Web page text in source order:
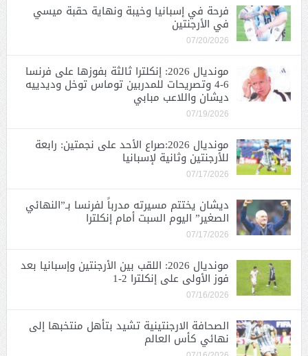
فرحة في إسبانيا وخيبة ونهاية حقبة ميسي
في الأرجنتين
07/20/2026
مونديال 2026: إنكلترا ثالثة بفوزها على فرنسا
6-4 وتصريحات للمدربين توماس توخل وديدييه
ديشان واللاعب مبابي
07/19/2026
مونديال 2026:صراع الأحد على نجمتين: رابعة
للأرجنتين وثانية لإسبانيا
07/17/2026
ديشان يختتم مسيرته مدرباً لفرنسا بـ”النهائي
الصغير” اليوم السبت أمام إنكلترا
07/17/2026
مونديال 2026: اللقب بين الأرجنتين وإسبانيا بعد
فوز الأولى على إنكلترا 2-1
07/16/2026
الصحافة الارجنتينية تشيد بتأهل منتخبها إلى
نهائي كأس العالم